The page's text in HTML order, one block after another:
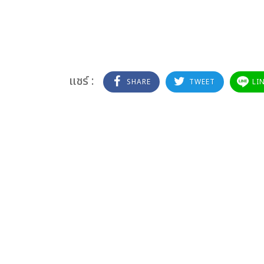
แชร์ : SHARE TWEET